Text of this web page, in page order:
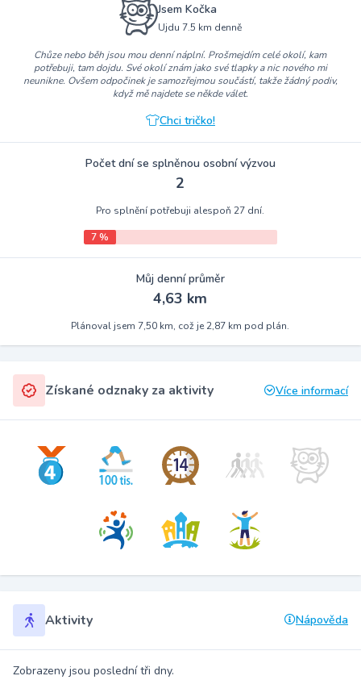
Jsem Kočka
Ujdu 7.5 km denně
Chůze nebo běh jsou mou denní náplní. Prošmejdím celé okolí, kam
potřebuji, tam dojdu. Své okolí znám jako své tlapky a nic nového mi
neunikne. Ovšem odpočinek je samozřejmou součástí, takže žádný podiv,
když mě najdete se někde válet.
Chci tričko!
Počet dní se splněnou osobní výzvou
2
Pro splnění potřebuji alespoň 27 dní.
7 %
Můj denní průměr
4,63 km
Plánoval jsem 7,50 km, což je 2,87 km pod plán.
Získané odznaky za aktivity Více informací
Aktivity Nápověda
Zobrazeny jsou poslední tři dny.